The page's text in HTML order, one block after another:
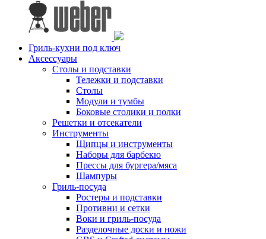
Гриль-кухни под ключ
Аксессуары
Столы и подставки
Тележки и подставки
Столы
Модули и тумбы
Боковые столики и полки
Решетки и отсекатели
Инструменты
Щипцы и инструменты
Наборы для барбекю
Прессы для бургера/мяса
Шампуры
Гриль-посуда
Ростеры и подставки
Противни и сетки
Воки и гриль-посуда
Разделочные доски и ножи